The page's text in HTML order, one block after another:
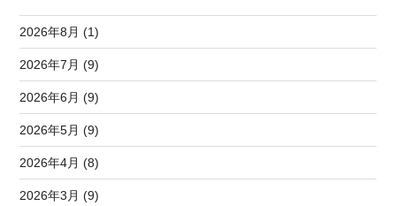
2026年8月 (1)
2026年7月 (9)
2026年6月 (9)
2026年5月 (9)
2026年4月 (8)
2026年3月 (9)